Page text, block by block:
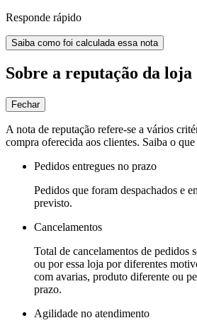
Responde rápido
Saiba como foi calculada essa nota
Sobre a reputação da loja
Fechar
A nota de reputação refere-se a vários
compra oferecida aos clientes. Saiba o
Pedidos entregues no prazo
Pedidos que foram despachados e
previsto.
Cancelamentos
Total de cancelamentos de pedidos
ou por essa loja por diferentes
com avarias, produto diferente ou
prazo.
Agilidade no atendimento